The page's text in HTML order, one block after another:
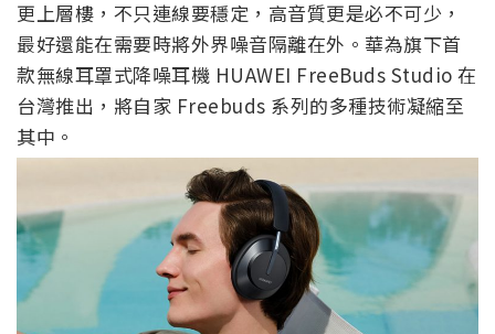
更上層樓，不只連線要穩定，高音質更是必不可少，
最好還能在需要時將外界噪音隔離在外。華為旗下首
款無線耳罩式降噪耳機 HUAWEI FreeBuds Studio 在
台灣推出，將自家 Freebuds 系列的多種技術凝縮至
其中。